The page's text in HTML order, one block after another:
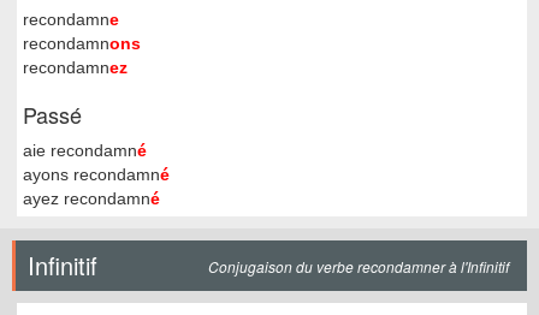
recondamne
recondamnons
recondamnez
Passé
aie recondamné
ayons recondamné
ayez recondamné
Infinitif Conjugaison du verbe recondamner à l'Infinitif